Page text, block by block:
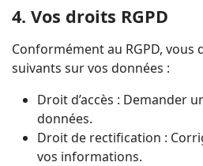
4. Vos droits RGPD
Conformément au RGPD, vous
suivants sur vos données :
Droit d’accès : Demander
données.
Droit de rectification :
vos informations.